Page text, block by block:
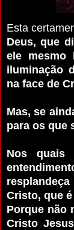
Esta
Deus, que
ele mesmo
iluminação
na face de
Mas, se
para os que
Nos quais
Cristo, que
Porque não
Cristo